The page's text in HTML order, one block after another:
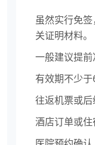
虽然实行免
关证明材料。
一般建议提前
有效期不少
往返机票或
酒店订单或